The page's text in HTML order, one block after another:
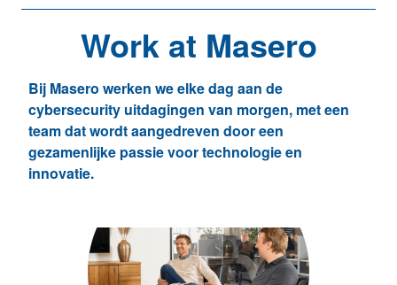
Work at Masero
Bij Masero werken we elke dag aan de
cybersecurity uitdagingen van morgen, met een
team dat wordt aangedreven door een
gezamenlijke passie voor technologie en
innovatie.